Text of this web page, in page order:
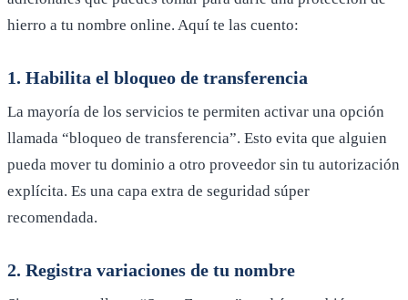
hierro a tu nombre online. Aquí te las cuento:
1. Habilita el bloqueo de transferencia
La mayoría de los servicios te permiten activar una opción
llamada “bloqueo de transferencia”. Esto evita que alguien
pueda mover tu dominio a otro proveedor sin tu autorización
explícita. Es una capa extra de seguridad súper
recomendada.
2. Registra variaciones de tu nombre